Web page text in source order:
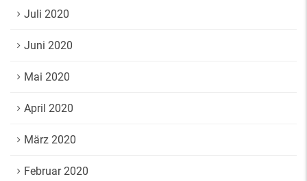
Juli 2020
Juni 2020
Mai 2020
April 2020
März 2020
Februar 2020